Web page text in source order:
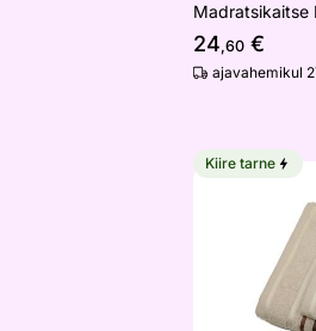
Madratsikaitse
24,60 €
ajavahemikul
Froteerätik
Kiire tarne